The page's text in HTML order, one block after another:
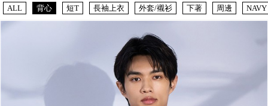
ALL 背心 短T 長袖上衣 外套/襯衫 下著 周邊 NAVY